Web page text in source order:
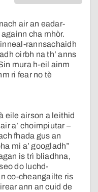
air an eadar-
cha mhòr.
rannsachaidh
oirbh na th’ anns
mura h-eil ainm
ri fear no tè
eile airson a leithid
a’ choimpiutar –
fhada gus an
mi a’ googladh”
is trì bliadhna,
do luchd-
co-cheangailte ris
ann an cuid de